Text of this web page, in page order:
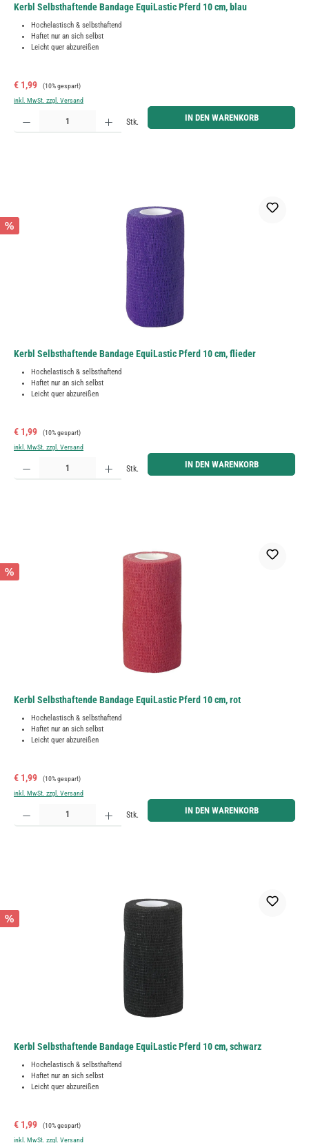
Kerbl Selbsthaftende Bandage EquiLastic Pferd 10 cm, blau
Hochelastisch & selbsthaftend
Haftet nur an sich selbst
Leicht quer abzureißen
Verkaufspreis:
€ 1,99 Regulärer Preis:
(10% gespart)
inkl. MwSt. zzgl. Versand
Produkt Anzahl: Gib den gewünschten Wert ein oder benutze die Schaltflächen um die Anzahl zu
Stk. IN DEN WARENKORB
%
Kerbl Selbsthaftende Bandage EquiLastic Pferd 10 cm, flieder
Hochelastisch & selbsthaftend
Haftet nur an sich selbst
Leicht quer abzureißen
Verkaufspreis:
€ 1,99 Regulärer Preis:
(10% gespart)
inkl. MwSt. zzgl. Versand
Produkt Anzahl: Gib den gewünschten Wert ein oder benutze die Schaltflächen um die Anzahl zu
Stk. IN DEN WARENKORB
%
Kerbl Selbsthaftende Bandage EquiLastic Pferd 10 cm, rot
Hochelastisch & selbsthaftend
Haftet nur an sich selbst
Leicht quer abzureißen
Verkaufspreis:
€ 1,99 Regulärer Preis:
(10% gespart)
inkl. MwSt. zzgl. Versand
Produkt Anzahl: Gib den gewünschten Wert ein oder benutze die Schaltflächen um die Anzahl zu
Stk. IN DEN WARENKORB
%
Kerbl Selbsthaftende Bandage EquiLastic Pferd 10 cm, schwarz
Hochelastisch & selbsthaftend
Haftet nur an sich selbst
Leicht quer abzureißen
Verkaufspreis:
€ 1,99 Regulärer Preis:
(10% gespart)
inkl. MwSt. zzgl. Versand